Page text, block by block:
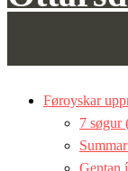
Føroyskar
7 søgur
Gentan